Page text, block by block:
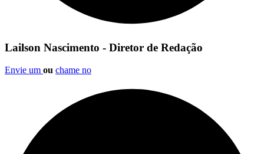
Lailson Nascimento - Diretor de Redação
Envie um ou chame no